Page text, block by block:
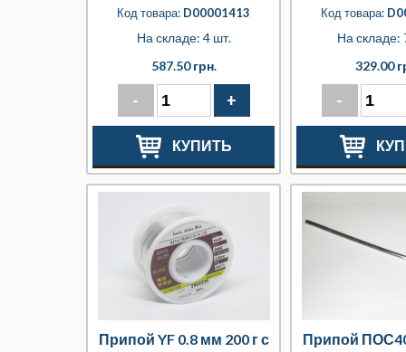
Код товара: D00001413
На складе: 4 шт.
587.50 грн.
- +
КУПИТЬ
Код товара:
На складе:
329.00
-
Припой YF 0.8 мм 200 г с
Припой